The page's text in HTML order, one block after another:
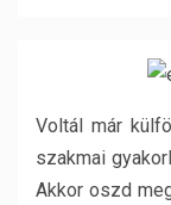
Voltál már
szakmai
Akkor oszd